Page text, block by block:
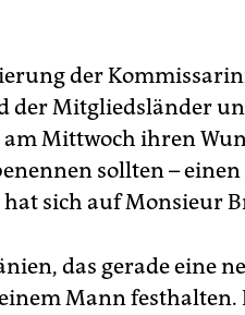
der
der Mitgliedsländer
Mittwoch ihren
sollten –
sich auf Monsieur
das gerade eine
Mann